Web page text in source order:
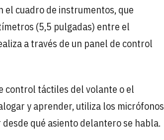
el cuadro de instrumentos, que
(5,5 pulgadas) entre el
a través de un panel de control
control táctiles del volante o el
y aprender, utiliza los micrófonos
qué asiento delantero se habla.